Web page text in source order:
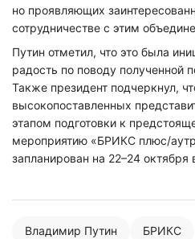
но проявляющих
сотрудничестве с этим
Путин отметил, что это была
радость по поводу полученной
Также президент подчеркнул,
высокопоставленных
этапом подготовки к
мероприятию «БРИКС плюс/
запланирован на 22–24 октября
Владимир Путин БРИКС